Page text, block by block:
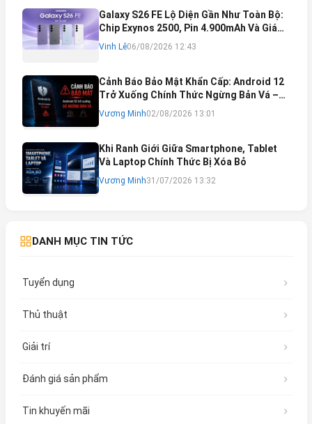
Galaxy S26 FE Lộ Diện Gần Như Toàn Bộ:
Chip Exynos 2500, Pin 4.900mAh Và Giá
Bán Dự Kiến
Vinh Lê06/08/2026 12:43
Cảnh Báo Bảo Mật Khẩn Cấp: Android 12
Trở Xuống Chính Thức Ngừng Bản Vá –
Rủi Ro Mất Tài Khoản Ngân Hàng & Cách
Khắc Phục
Vương Minh02/08/2026 13:01
Khi Ranh Giới Giữa Smartphone, Tablet
Và Laptop Chính Thức Bị Xóa Bỏ
Vương Minh31/07/2026 13:32
DANH MỤC TIN TỨC
Tuyển dụng
Thủ thuật
Giải trí
Đánh giá sản phẩm
Tin khuyến mãi